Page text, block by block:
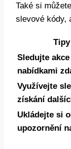
Také si
slevové kódy,
Sledujte
nabídkami
Využívejte
získání
Ukládejte si
upozornění